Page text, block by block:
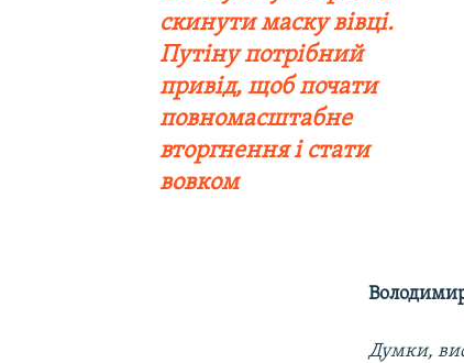
скинути маску вівці.
Путіну потрібний
привід, щоб почати
повномасштабне
вторгнення і стати
вовком
Думки,